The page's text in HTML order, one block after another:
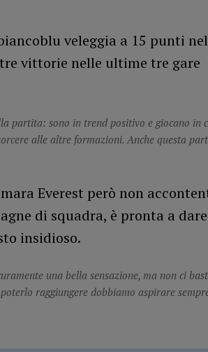
veleggia a 15 punti
vittorie nelle ultime tre gare
partita: sono in trend positivo e giocano in
alle altre formazioni. Anche questa
Everest però non
di squadra, è pronta a
insidioso.
una bella sensazione, ma non ci
raggiungere dobbiamo aspirare